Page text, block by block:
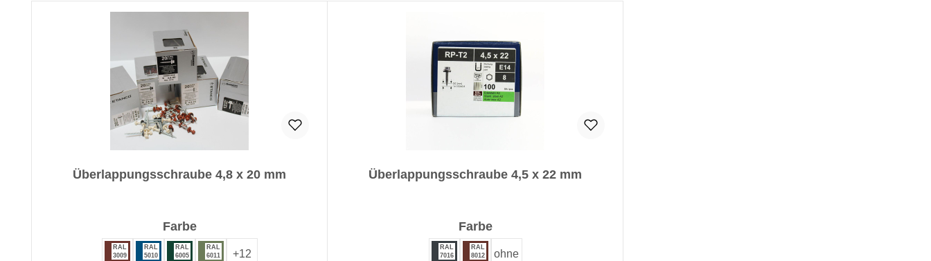
Überlappungsschraube 4,8 x 20 mm
Farbeauswählen
RAL
3009
RAL
5010
RAL
6005
RAL
6011
+12
Überlappungsschraube 4,5 x 22 mm
Farbeauswählen
RAL
7016
RAL
8012
ohne